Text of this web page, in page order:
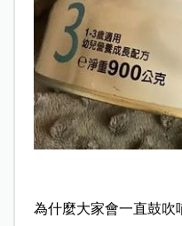
為什麼大家會一直鼓吹